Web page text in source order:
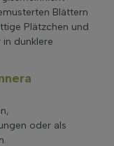
Blättern
Plätzchen und
dunklere
oder als